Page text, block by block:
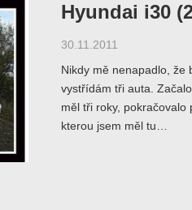
Hyundai i30
30.11.2011
Nikdy mě nenapadlo, že
vystřídám tři auta.
měl tři roky, pokračovalo
kterou jsem měl tu…